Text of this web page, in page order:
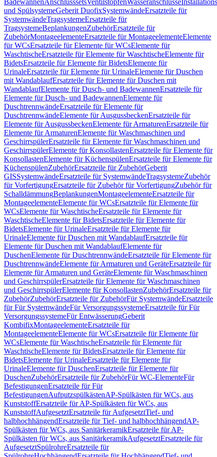
BadewannenAnschlusssetsVentilstopfenWasseranschlüsse
und SpülsystemeGeberit DuofixSystemwändeErsatzteile für
SystemwändeTragsystemeErsatzteile für
TragsystemeBeplankungenZubehörErsatzteile für
ZubehörMontageelementeErsatzteile für MontageelementeElemente
für WCsErsatzteile für Elemente für WCsElemente für
WaschtischeErsatzteile für Elemente für WaschtischeElemente für
BidetsErsatzteile für Elemente für BidetsElemente für
UrinaleErsatzteile für Elemente für UrinaleElemente für Duschen
mit WandablaufErsatzteile für Elemente für Duschen mit
WandablaufElemente für Dusch- und BadewannenErsatzteile für
Elemente für Dusch- und BadewannenElemente für
DuschtrennwändeErsatzteile für Elemente für
DuschtrennwändeElemente für AusgussbeckenErsatzteile für
Elemente für AusgussbeckenElemente für ArmaturenErsatzteile für
Elemente für ArmaturenElemente für Waschmaschinen und
GeschirrspülerErsatzteile für Elemente für Waschmaschinen und
GeschirrspülerElemente für KonsollastenErsatzteile für Elemente für
KonsollastenElemente für KüchenspülenErsatzteile für Elemente für
KüchenspülenZubehörErsatzteile für ZubehörGeberit
GISSystemwändeErsatzteile für SystemwändeTragsystemeZubehör
für VorfertigungErsatzteile für Zubehör für VorfertigungZubehör für
SchalldämmungBeplankungenMontageelementeErsatzteile für
MontageelementeElemente für WCsErsatzteile für Elemente für
WCsElemente für WaschtischeErsatzteile für Elemente für
WaschtischeElemente für BidetsErsatzteile für Elemente für
BidetsElemente für UrinaleErsatzteile für Elemente für
UrinaleElemente für Duschen mit WandablaufErsatzteile für
Elemente für Duschen mit WandablaufElemente für
DuschenElemente für DuschtrennwändeErsatzteile für Elemente für
DuschtrennwändeElemente für Armaturen und GeräteErsatzteile für
Elemente für Armaturen und GeräteElemente für Waschmaschinen
und GeschirrspülerErsatzteile für Elemente für Waschmaschinen
und GeschirrspülerElemente für KonsollastenZubehörErsatzteile für
ZubehörZubehörErsatzteile für ZubehörFür SystemwändeErsatzteile
für Für SystemwändeFür VersorgungssystemeErsatzteile für Für
VersorgungssystemeFür EntwässerungGeberit
KombifixMontageelementeErsatzteile für
MontageelementeElemente für WCsErsatzteile für Elemente für
WCsElemente für WaschtischeErsatzteile für Elemente für
WaschtischeElemente für BidetsErsatzteile für Elemente für
BidetsElemente für UrinaleErsatzteile für Elemente für
UrinaleElemente für DuschenErsatzteile für Elemente für
DuschenZubehörErsatzteile für ZubehörFür WC-ElementeFür
BefestigungenErsatzteile für Für
BefestigungenAufputzspülkästenAP-Spülkästen für WCs, aus
KunststoffErsatzteile für AP-Spülkästen für WCs, aus
KunststoffAufgesetztErsatzteile für AufgesetztTief- und
halbhochhängendErsatzteile für Tief- und halbhochhängendAP-
Spülkästen für WCs, aus SanitärkeramikErsatzteile für AP-
Spülkästen für WCs, aus SanitärkeramikAufgesetztErsatzteile für
AufgesetztSpülrohreErsatzteile für